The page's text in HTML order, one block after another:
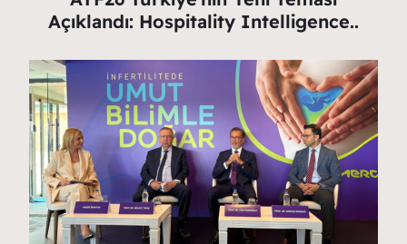
Açıklandı: Hospitality Intelligence..